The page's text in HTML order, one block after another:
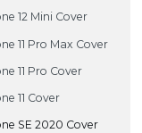
12 Mini Cover
11 Pro Max Cover
11 Pro Cover
11 Cover
SE 2020 Cover